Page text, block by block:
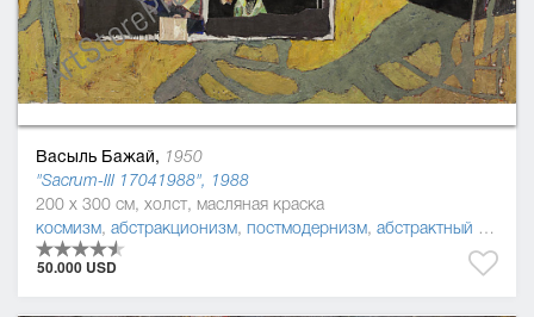
Васыль Бажай, 1950
"Sacrum-ІІІ 17041988", 1988
200 x 300 см, холст, масляная краска
космизм, абстракционизм, постмодернизм, абстрактный экспрессионизм
50.000 USD